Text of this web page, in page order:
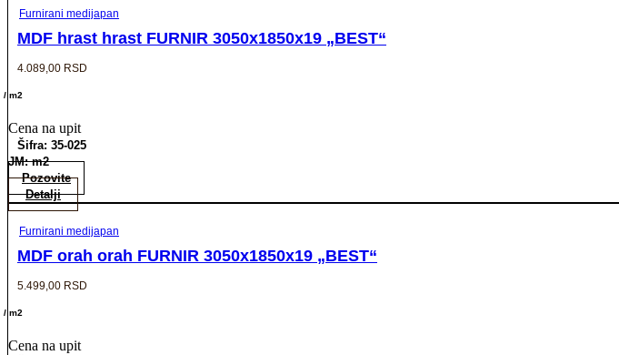
Furnirani medijapan
MDF hrast hrast FURNIR 3050x1850x19 „BEST“
4.089,00 RSD
/ m2
Cena na upit
Šifra: 35-025
JM: m2
Pozovite
Detalji
Furnirani medijapan
MDF orah orah FURNIR 3050x1850x19 „BEST“
5.499,00 RSD
/ m2
Cena na upit